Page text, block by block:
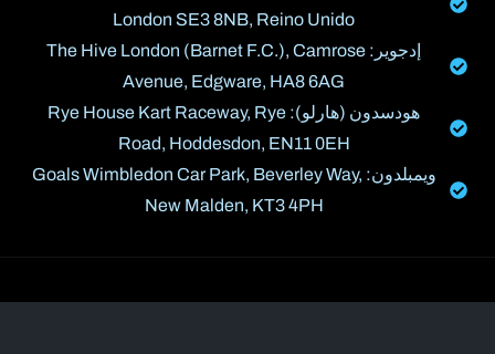
London SE3 8NB, Reino Unido
إدجوير: The Hive London (Barnet F.C.), Camrose
Avenue, Edgware, HA8 6AG
هودسدون (هارلو): Rye House Kart Raceway, Rye
Road, Hoddesdon, EN11 0EH
ويمبلدون: Goals Wimbledon Car Park, Beverley Way,
New Malden, KT3 4PH